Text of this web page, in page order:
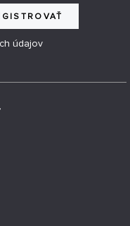
údajov